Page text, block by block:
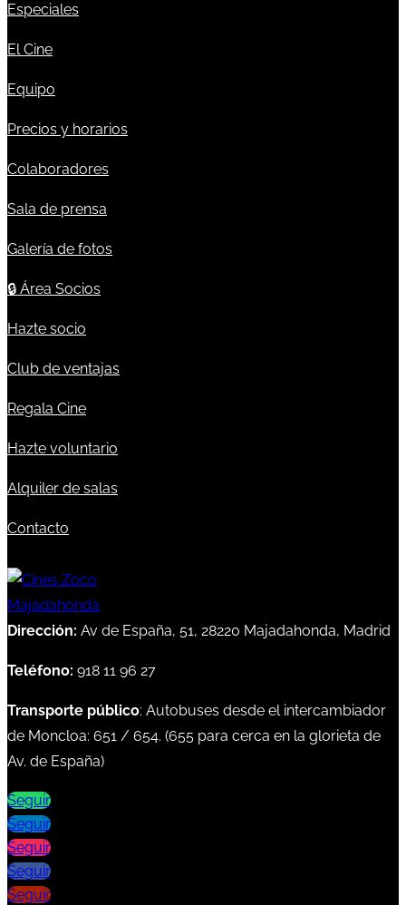
Especiales
El Cine
Equipo
Precios y horarios
Colaboradores
Sala de prensa
Galería de fotos
🔒 Área Socios
Hazte socio
Club de ventajas
Regala Cine
Hazte voluntario
Alquiler de salas
Contacto
Dirección: Av de España, 51, 28220 Majadahonda, Madrid
Teléfono: 918 11 96 27
Transporte público: Autobuses desde el intercambiador
de Moncloa: 651 / 654. (655 para cerca en la glorieta de
Av. de España)
Seguir
Seguir
Seguir
Seguir
Seguir